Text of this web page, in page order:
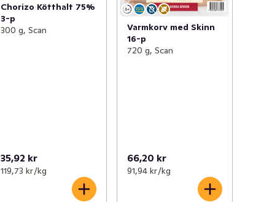
Chorizo Kötthalt 75%
3-p
300 g, Scan
35,92 kr
119,73 kr /kg
Varmkorv med Skinn
16-p
720 g, Scan
66,20 kr
91,94 kr /kg